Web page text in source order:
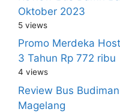
Oktober 2023
5 views
Promo Merdeka
3 Tahun Rp 772 ribu
4 views
Review Bus
Magelang